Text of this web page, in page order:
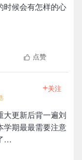
时候会有怎样的心
点赞
+关注
大更新后背一遍刘
学期最最需要注意
…